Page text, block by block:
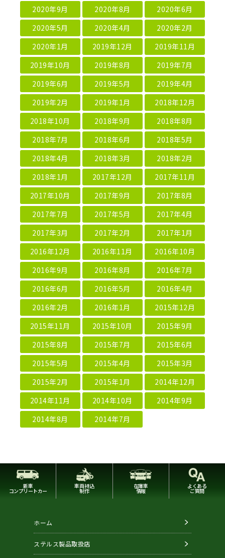
2020年9月
2020年8月
2020年6月
2020年5月
2020年4月
2020年2月
2020年1月
2019年12月
2019年11月
2019年10月
2019年8月
2019年7月
2019年6月
2019年5月
2019年4月
2019年2月
2019年1月
2018年12月
2018年10月
2018年9月
2018年8月
2018年7月
2018年6月
2018年5月
2018年4月
2018年3月
2018年2月
2018年1月
2017年12月
2017年11月
2017年10月
2017年9月
2017年8月
2017年7月
2017年5月
2017年4月
2017年3月
2017年2月
2017年1月
2016年12月
2016年11月
2016年10月
2016年9月
2016年8月
2016年7月
2016年6月
2016年5月
2016年4月
2016年2月
2016年1月
2015年12月
2015年11月
2015年10月
2015年9月
2015年8月
2015年7月
2015年6月
2015年5月
2015年4月
2015年3月
2015年2月
2015年1月
2014年12月
2014年11月
2014年10月
2014年9月
2014年8月
2014年7月
新車
コンプリートカー
車両持込
制作
在庫車
情報
よくある
ご質問
ホーム
ステルス製品取扱店